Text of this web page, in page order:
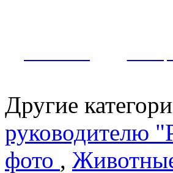
Другие
руководителю
фото ,